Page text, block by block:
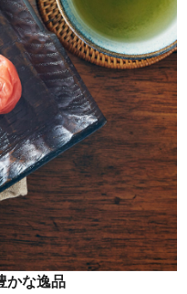
かな逸品